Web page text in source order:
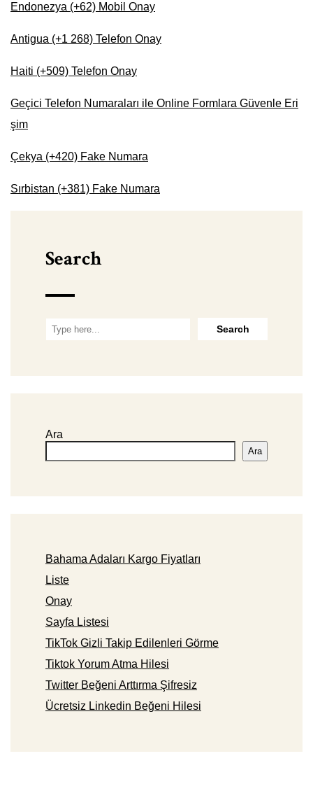
Endonezya (+62) Mobil Onay
Antigua (+1 268) Telefon Onay
Haiti (+509) Telefon Onay
Geçici Telefon Numaraları ile Online Formlara Güvenle Eri
şim
Çekya (+420) Fake Numara
Sırbistan (+381) Fake Numara
Search
Ara
Ara
Bahama Adaları Kargo Fiyatları
Liste
Onay
Sayfa Listesi
TikTok Gizli Takip Edilenleri Görme
Tiktok Yorum Atma Hilesi
Twitter Beğeni Arttırma Şifresiz
Ücretsiz Linkedin Beğeni Hilesi